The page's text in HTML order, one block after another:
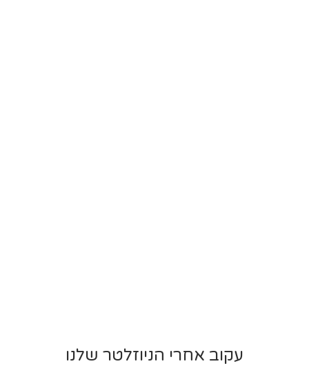
עקוב אחרי הניוזלטר שלנו